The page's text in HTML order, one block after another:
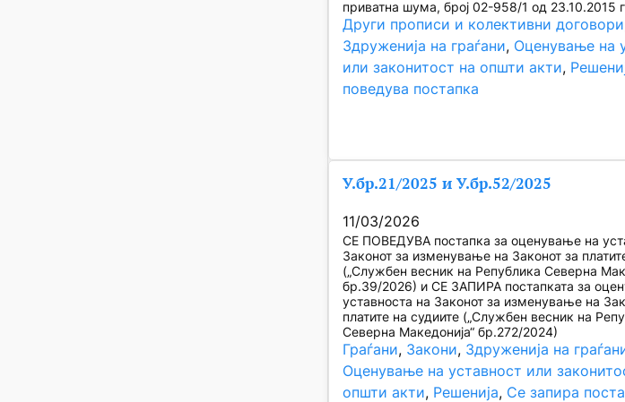
приватна шума, број 02-958/1 од 23.10.2015
Други прописи и колективни договори
Здруженија на граѓани, Оценување на
или законитост на општи акти,
поведува постапка
У.бр.21/2025 и У.бр.52/2025
11/03/2026
СЕ ПОВЕДУВА постапка за оценување на
Законот за изменување на Законот за
(„Службен весник на Република Северна
бр.39/2026) и СЕ ЗАПИРА постапката за
уставноста на Законот за изменување на
платите на судиите („Службен весник на
Северна Македонија“ бр.272/2024)
Граѓани, Закони, Здруженија на
Оценување на уставност или
општи акти, Решенија, Се запира